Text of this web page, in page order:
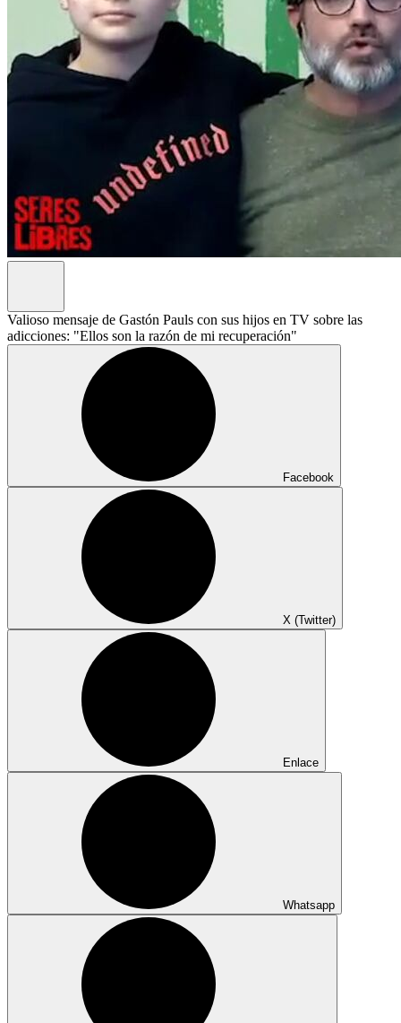
Valioso mensaje de Gastón Pauls con sus hijos en TV sobre las
adicciones: "Ellos son la razón de mi recuperación"
Facebook
X (Twitter)
Enlace
Whatsapp